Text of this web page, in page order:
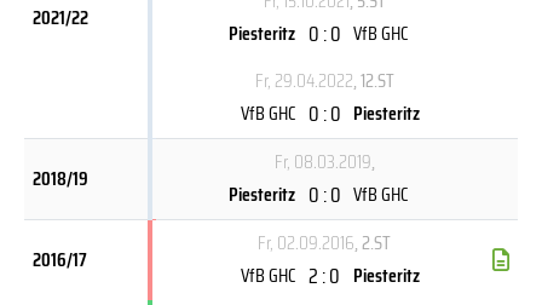
2021/22
Piesteritz 0 : 0 VfB GHC
Fr, 29.04.2022, 12.ST
VfB GHC 0 : 0 Piesteritz
2018/19
Fr, 08.03.2019,
Piesteritz 0 : 0 VfB GHC
2016/17
Fr, 02.09.2016, 2.ST
VfB GHC 2 : 0 Piesteritz